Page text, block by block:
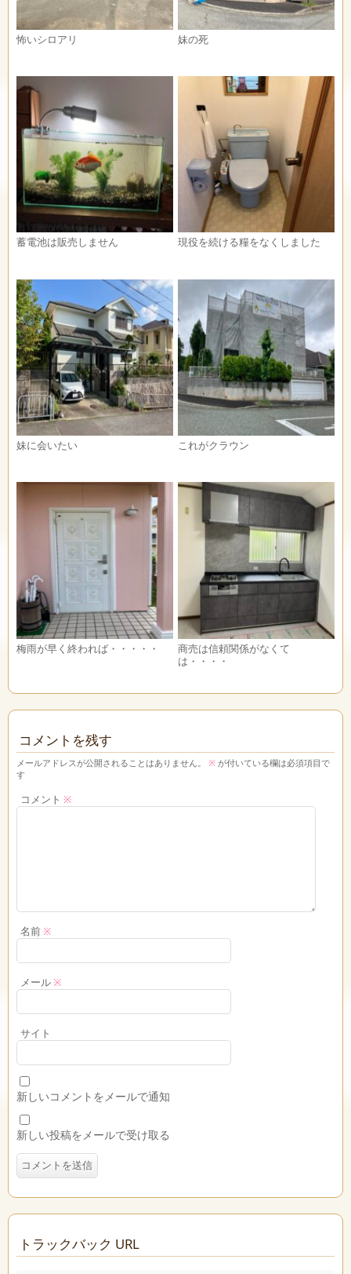
怖いシロアリ 妹の死
蓄電池は販売しません 現役を続ける糧をなくしました
妹に会いたい これがクラウン
梅雨が早く終われば・・・・・
商売は信頼関係がなくて
は・・・・
コメントを残す
メールアドレスが公開されることはありません。 ※ が付いている欄は必須項目で
す
コメント ※
名前※
メール※
サイト
新しいコメントをメールで通知
新しい投稿をメールで受け取る
トラックバック URL